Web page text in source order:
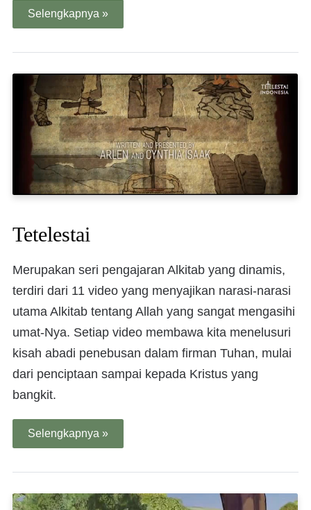
Selengkapnya »
Tetelestai
Merupakan seri pengajaran Alkitab yang dinamis,
terdiri dari 11 video yang menyajikan narasi-narasi
utama Alkitab tentang Allah yang sangat mengasihi
umat-Nya. Setiap video membawa kita menelusuri
kisah abadi penebusan dalam firman Tuhan, mulai
dari penciptaan sampai kepada Kristus yang
bangkit.
Selengkapnya »